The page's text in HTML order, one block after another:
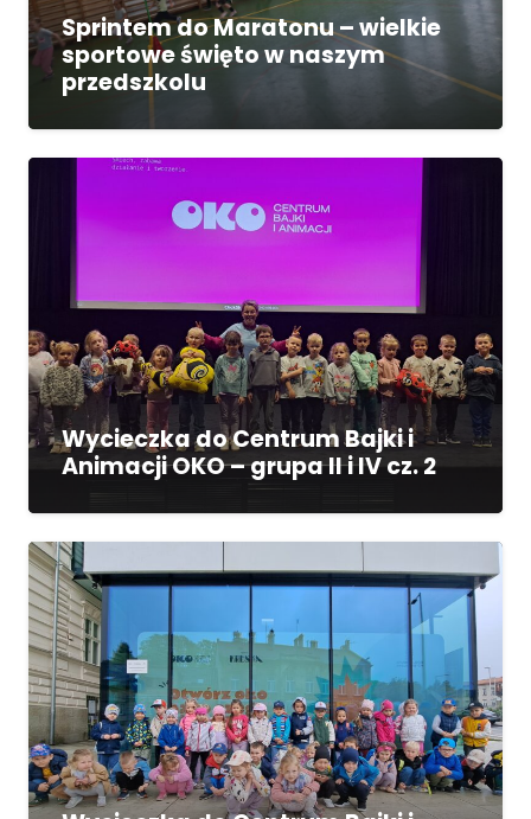
Sprintem do Maratonu – wielkie
sportowe święto w naszym
przedszkolu
Wycieczka do Centrum Bajki i
Animacji OKO – grupa II i IV cz. 2